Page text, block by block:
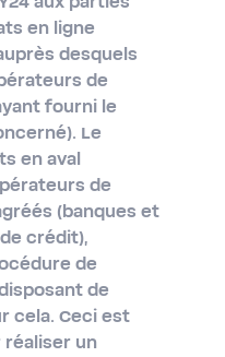
en ligne
desquels
de
fourni le
Le
en aval
de
(banques et
crédit),
de
de
cela. Ceci est
réaliser un